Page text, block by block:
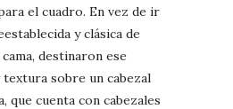
el cuadro. En vez de ir
y clásica de
destinaron ese
sobre un cabezal
que cuenta con cabezales